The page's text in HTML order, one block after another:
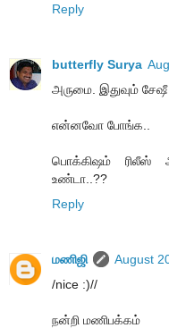
Reply
butterfly Surya
அருமை. இதுவும் சேஷீ
என்னவோ போங்க..
பொக்கிஷம் ரிலீஸ்
உண்டா..??
Reply
மணிஜி
August
/nice :)//
நன்றி மணிபக்கம்